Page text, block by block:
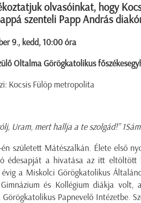
olvasóinkat, hogy
szenteli Papp András
9., kedd, 10:00 óra
Oltalma Görögkatolikus
Kocsis Fülöp metropolita
Uram, mert hallja a te szolgád!”
én született Mátészalkán. Élete első
édesapját a hivatása az itt
a Miskolci Görögkatolikus
és Kollégium diákja
Papnevelő Intézetbe.